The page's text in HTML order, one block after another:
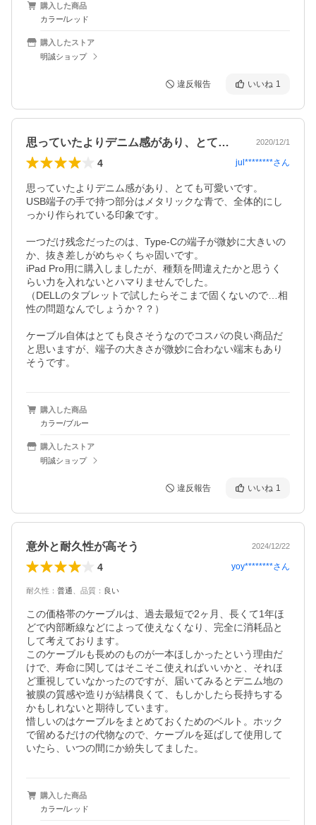
購入した商品
カラー/レッド
購入したストア
明誠ショップ
違反報告 いいね 1
思っていたよりデニム感があり、とても可… 2020/12/1
4 jul********さん
思っていたよりデニム感があり、とても可愛いです。
USB端子の手で持つ部分はメタリックな青で、全体的にし
っかり作られている印象です。
一つだけ残念だったのは、Type-Cの端子が微妙に大きいの
か、抜き差しがめちゃくちゃ固いです。
iPad Pro用に購入しましたが、種類を間違えたかと思うく
らい力を入れないとハマりませんでした。
（DELLのタブレットで試したらそこまで固くないので…相
性の問題なんでしょうか？？）
ケーブル自体はとても良さそうなのでコスパの良い商品だ
と思いますが、端子の大きさが微妙に合わない端末もあり
そうです。
購入した商品
カラー/ブルー
購入したストア
明誠ショップ
違反報告 いいね 1
意外と耐久性が高そう 2024/12/22
4 yoy********さん
耐久性 ： 普通 品質 ： 良い
この価格帯のケーブルは、過去最短で2ヶ月、長くて1年ほ
どで内部断線などによって使えなくなり、完全に消耗品と
して考えております。
このケーブルも長めのものが一本ほしかったという理由だ
けで、寿命に関してはそこそこ使えればいいかと、それほ
ど重視していなかったのですが、届いてみるとデニム地の
被膜の質感や造りが結構良くて、もしかしたら長持ちする
かもしれないと期待しています。
惜しいのはケーブルをまとめておくためのベルト。ホック
で留めるだけの代物なので、ケーブルを延ばして使用して
いたら、いつの間にか紛失してました。
購入した商品
カラー/レッド